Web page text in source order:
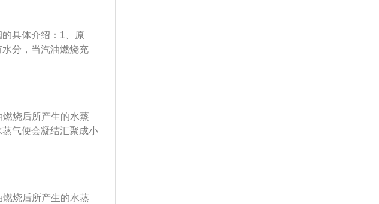
具体介绍：1、原
分，当汽油燃烧充
，汽油没有杂质，排
者天气过于干燥的时
水珠，所以，有些车
烧后所产生的水蒸
气便会凝结汇聚成小
部分冷却液进入气缸
排气管长期向外冒水
烧后所产生的水蒸